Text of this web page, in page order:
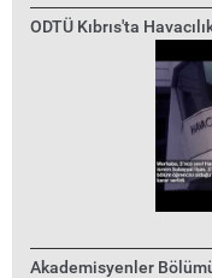
ODTÜ Kıbrıs'ta
Akademisyenler